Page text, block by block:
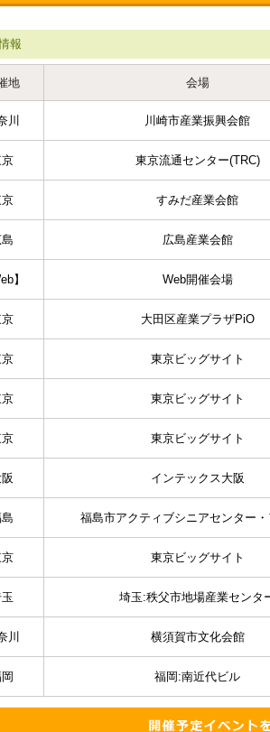
報
地 会場
川 川崎市産業振興会館
東京流通センター(TRC)
すみだ産業会館
広島産業会館
】 Web開催会場
大田区産業プラザPiO
東京ビッグサイト
東京ビッグサイト
東京ビッグサイト
インテックス大阪
福島市アクティブシニアセンター
東京ビッグサイト
埼玉:秩父市地場産業センタ
川 横須賀市文化会館
福岡:南近代ビル